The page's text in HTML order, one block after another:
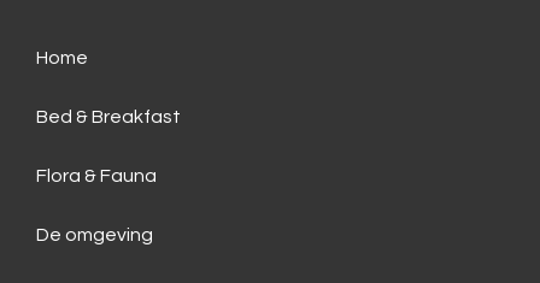
Home
Bed & Breakfast
Flora & Fauna
De omgeving